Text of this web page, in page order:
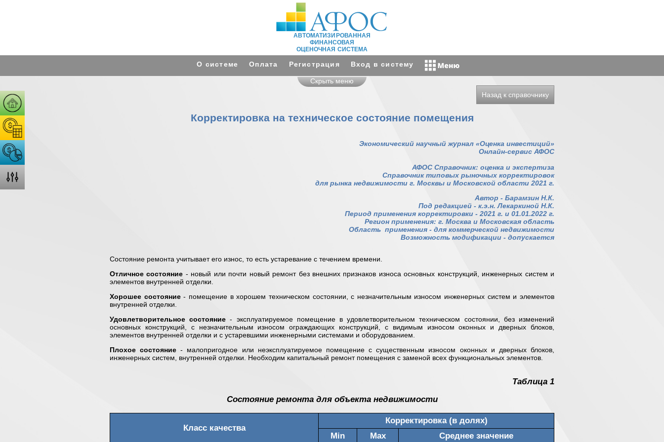
АВТОМАТИЗИРОВАННАЯ
ФИНАНСОВАЯ
ОЦЕНОЧНАЯ СИСТЕМА
О системе Оплата Регистрация Вход в систему
Скрыть меню
Назад к справочнику
Корректировка на техническое состояние помещения
Экономический научный журнал «Оценка инвестиций»
Онлайн-сервис АФОС
АФОС Справочник: оценка и экспертиза
Справочник типовых рыночных корректировок
для рынка недвижимости г. Москвы и Московской области 2021 г.
Автор - Барамзин Н.К.
Под редакцией - к.э.н. Лекаркиной Н.К.
Период применения корректировки - 2021 г. и 01.01.2022 г.
Регион применения: г. Москва и Московская область
Область применения - для коммерческой недвижимости
Возможность модификации - допускается
Состояние ремонта учитывает его износ, то есть устаревание с течением времени.
Отличное состояние - новый или почти новый ремонт без внешних признаков износа основных конструкций, инженерных систем и
элементов внутренней отделки.
Хорошее состояние- помещение в хорошем техническом состоянии, с незначительным износом инженерных систем и элементов
внутренней отделки.
Удовлетворительное состояние - эксплуатируемое помещение в удовлетворительном техническом состоянии, без изменений
основных конструкций, с незначительным износом ограждающих конструкций, с видимым износом оконных и дверных блоков,
элементов внутренней отделки и с устаревшими инженерными системами и оборудованием.
Плохое состояние - малопригодное или неэксплуатируемое помещение с существенным износом оконных и дверных блоков,
инженерных систем, внутренней отделки. Необходим капитальный ремонт помещения с заменой всех функциональных элементов.
Таблица 1
Состояние ремонта для объекта недвижимости
Класс качества
Корректировка (в долях)
Min
Max Среднее значение